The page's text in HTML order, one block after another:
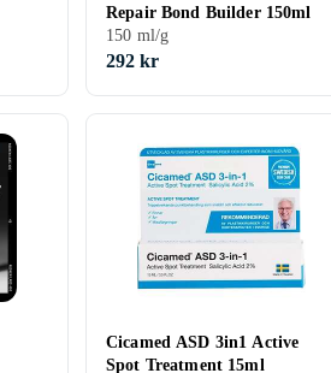
Repair Bond Builder 150ml
150 ml/g
292 kr
Cicamed ASD 3in1 Active
Spot Treatment 15ml